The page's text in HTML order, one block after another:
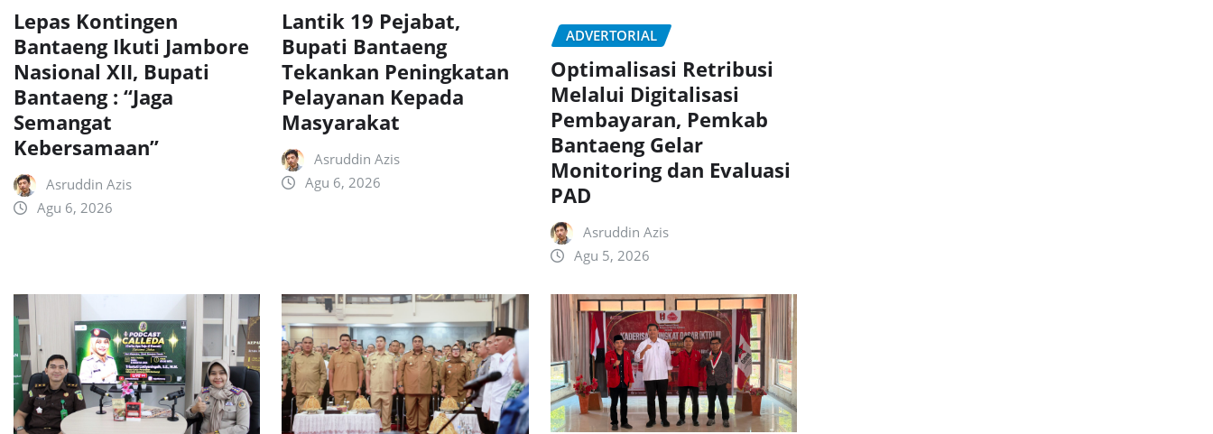
Lepas Kontingen
Bantaeng Ikuti Jambore
Nasional XII, Bupati
Bantaeng : “Jaga
Semangat
Kebersamaan”
Asruddin Azis
Agu 6, 2026
Lantik 19 Pejabat,
Bupati Bantaeng
Tekankan Peningkatan
Pelayanan Kepada
Masyarakat
Asruddin Azis
Agu 6, 2026
ADVERTORIAL
Optimalisasi Retribusi
Melalui Digitalisasi
Pembayaran, Pemkab
Bantaeng Gelar
Monitoring dan Evaluasi
PAD
Asruddin Azis
Agu 5, 2026